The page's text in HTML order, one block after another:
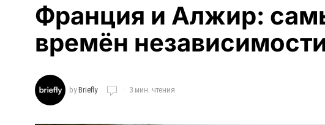
Франция и Алжир:
времён
byBriefly 3 мин. чтения